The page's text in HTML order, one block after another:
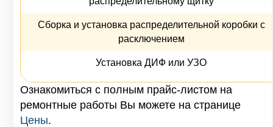
Сборка и установка распределительной коробки с
расключением
Установка ДИФ или УЗО
Ознакомиться с полным прайс-листом на
ремонтные работы Вы можете на странице
Цены.